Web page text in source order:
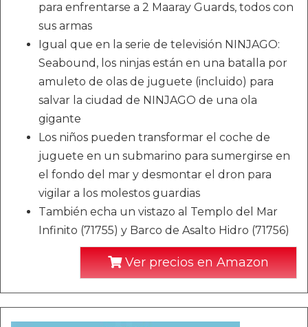
para enfrentarse a 2 Maaray Guards, todos con
sus armas
Igual que en la serie de televisión NINJAGO:
Seabound, los ninjas están en una batalla por
amuleto de olas de juguete (incluido) para
salvar la ciudad de NINJAGO de una ola
gigante
Los niños pueden transformar el coche de
juguete en un submarino para sumergirse en
el fondo del mar y desmontar el dron para
vigilar a los molestos guardias
También echa un vistazo al Templo del Mar
Infinito (71755) y Barco de Asalto Hidro (71756)
Ver precios en Amazon